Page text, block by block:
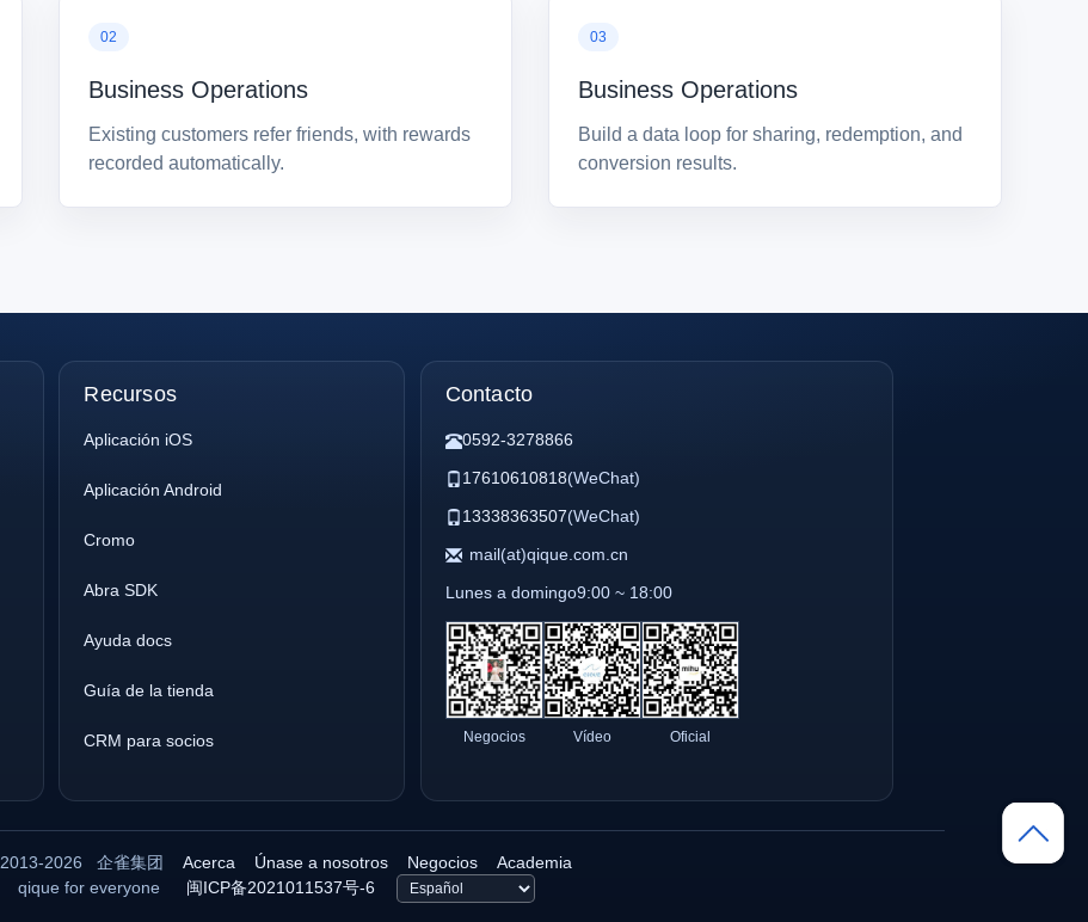
Business Operations
Existing customers refer friends, with rewards
recorded automatically.
Business Operations
Build a data loop for sharing, redemption, and
conversion results.
Recursos
Aplicación iOS
Aplicación Android
Cromo
Abra SDK
Ayuda docs
Guía de la tienda
CRM para socios
Contacto
0592-3278866
17610610818(WeChat)
13338363507(WeChat)
mail(at)qique.com.cn
Lunes a domingo9:00 ~ 18:00
Negocios Vídeo Oficial
2013-2026 企雀集团 Acerca Únase a nosotros Negocios
Academia
qique for everyone
闽ICP备2021011537号-6